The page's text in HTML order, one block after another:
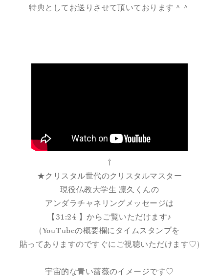
特典としてお送りさせて頂いております＾＾
⇧
★クリスタル世代のクリスタルマスター
現役仏教大学生 凛久くんの
アンダラチャネリングメッセージは
【31:24 】からご覧いただけます♪
(YouTubeの概要欄にタイムスタンプを
貼ってありますのですぐにご視聴いただけます♡)
宇宙的な青い薔薇のイメージです♡